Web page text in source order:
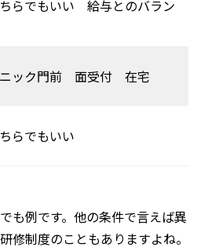
らでもいい 給与とのバラン
ック門前 面受付 在宅
でもいい
も例です。他の条件で言えば異
修制度のこともありますよね。